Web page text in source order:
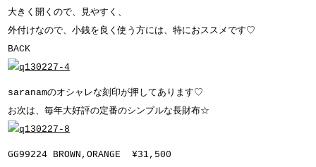
大きく開くので、見やすく、
外付けなので、小銭を良く使う方には、特におススメです♡
BACK
saranamのオシャレな刻印が押してあります♡
お次は、毎年大好評の定番のシンプルな長財布☆
GG99224 BROWN,ORANGE ¥31,500